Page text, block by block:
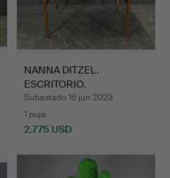
NANNA DITZEL.
ESCRITORIO.
Subastado 16 jun 2023
1 puja
2.775 USD